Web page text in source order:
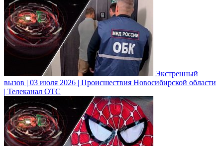
Экстренный
вызов | 03 июля 2026 | Происшествия Новосибирской области
| Телеканал ОТС